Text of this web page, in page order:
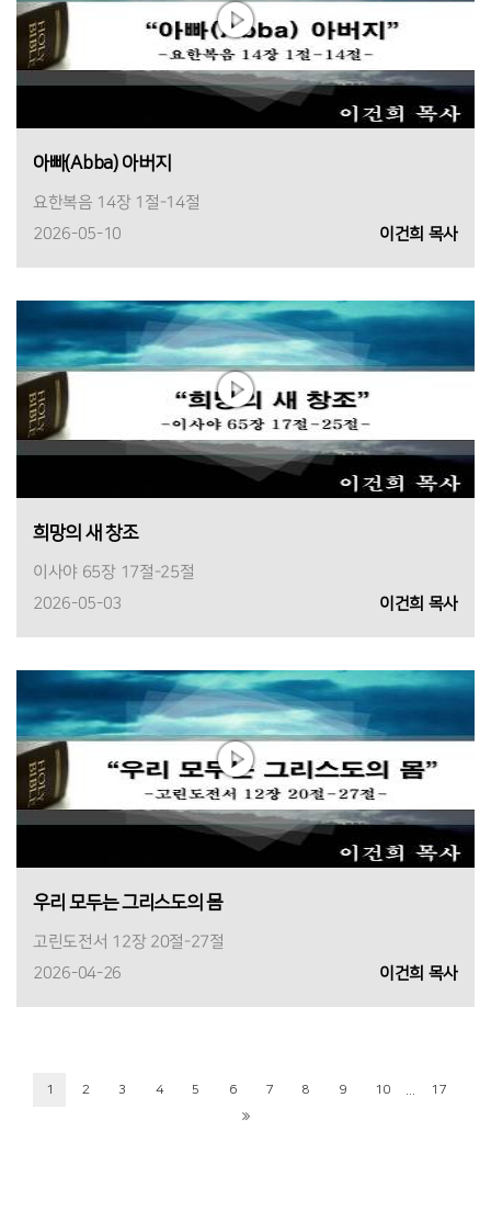
아빠(Abba) 아버지
요한복음 14장 1절-14절
2026-05-10
이건희 목사
희망의 새 창조
이사야 65장 17절-25절
2026-05-03
이건희 목사
우리 모두는 그리스도의 몸
고린도전서 12장 20절-27절
2026-04-26
이건희 목사
1 2 3 4 5 6 7 8 9 10 17